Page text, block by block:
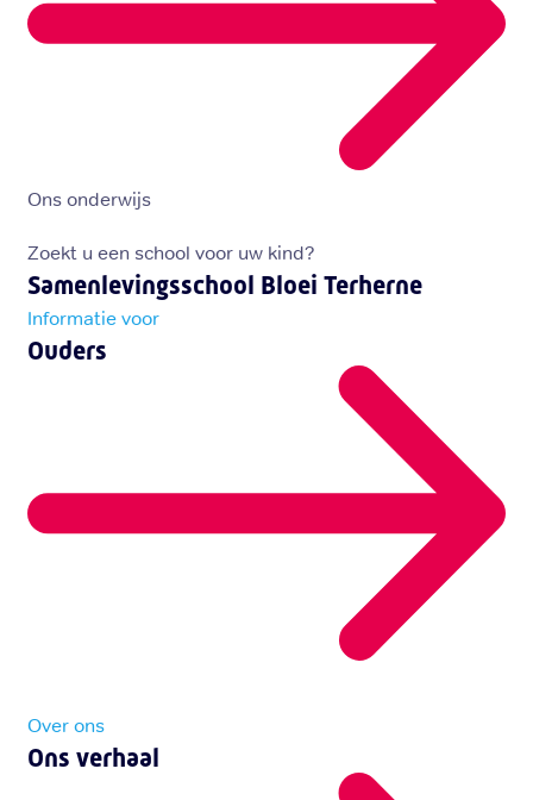
Ons onderwijs
Zoekt u een school voor uw kind?
Samenlevingsschool Bloei Terherne
Informatie voor
Ouders
Over ons
Ons verhaal